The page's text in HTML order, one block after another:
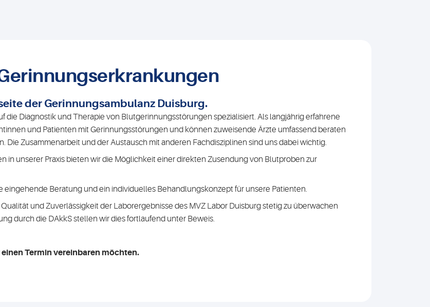
der Gerinnungsambulanz Duisburg.
die Diagnostik und Therapie von Blutgerinnungsstörungen spezialisiert. Als langjährig erfahrene
und Patienten mit Gerinnungsstörungen und können zuweisende Ärzte umfassend beraten
Die Zusammenarbeit und der Austausch mit anderen Fachdisziplinen sind uns dabei wichtig.
in unserer Praxis bieten wir die Möglichkeit einer direkten Zusendung von Blutproben zur
eingehende Beratung und ein individuelles Behandlungskonzept für unsere Patienten.
und Zuverlässigkeit der Laborergebnisse des MVZ Labor Duisburg stetig zu überwachen
durch die DAkkS stellen wir dies fortlaufend unter Beweis.
einen Termin vereinbaren möchten.